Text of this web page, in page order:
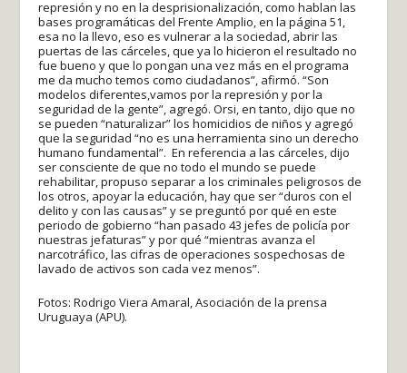
represión y no en la desprisionalización, como hablan las
bases programáticas del Frente Amplio, en la página 51,
esa no la llevo, eso es vulnerar a la sociedad, abrir las
puertas de las cárceles, que ya lo hicieron el resultado no
fue bueno y que lo pongan una vez más en el programa
me da mucho temos como ciudadanos”, afirmó. “Son
modelos diferentes,vamos por la represión y por la
seguridad de la gente”, agregó. Orsi, en tanto, dijo que no
se pueden “naturalizar” los homicidios de niños y agregó
que la seguridad “no es una herramienta sino un derecho
humano fundamental”. En referencia a las cárceles, dijo
ser consciente de que no todo el mundo se puede
rehabilitar, propuso separar a los criminales peligrosos de
los otros, apoyar la educación, hay que ser “duros con el
delito y con las causas” y se preguntó por qué en este
periodo de gobierno “han pasado 43 jefes de policía por
nuestras jefaturas” y por qué “mientras avanza el
narcotráfico, las cifras de operaciones sospechosas de
lavado de activos son cada vez menos”.
Fotos: Rodrigo Viera Amaral, Asociación de la prensa
Uruguaya (APU).